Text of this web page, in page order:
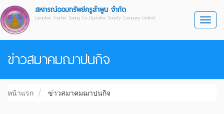
สหกรณ์ออมทรัพย์ครูลำพูน จำกัด
Lamphun Teacher Saving Co-Operative Society Company Limited
ข่าวสมาคมฌาปนกิจ
หน้าแรก ข่าวสมาคมฌาปนกิจ